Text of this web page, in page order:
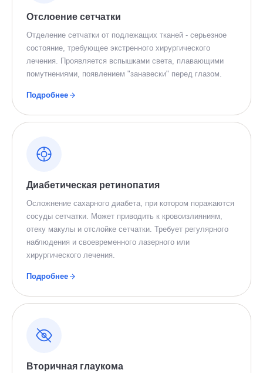
Отслоение сетчатки
Отделение сетчатки от подлежащих тканей - серьезное
состояние, требующее экстренного хирургического
лечения. Проявляется вспышками света, плавающими
помутнениями, появлением "занавески" перед глазом.
Подробнее
Диабетическая ретинопатия
Осложнение сахарного диабета, при котором поражаются
сосуды сетчатки. Может приводить к кровоизлияниям,
отеку макулы и отслойке сетчатки. Требует регулярного
наблюдения и своевременного лазерного или
хирургического лечения.
Подробнее
Вторичная глаукома